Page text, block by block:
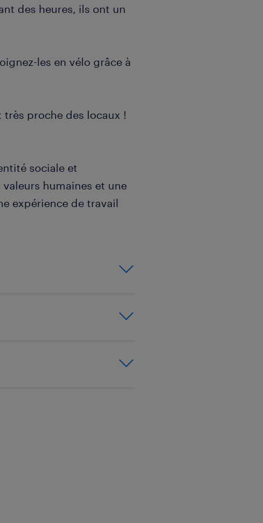
des heures, ils ont un
les en vélo grâce à
proche des locaux !
sociale et
humaines et une
expérience de travail